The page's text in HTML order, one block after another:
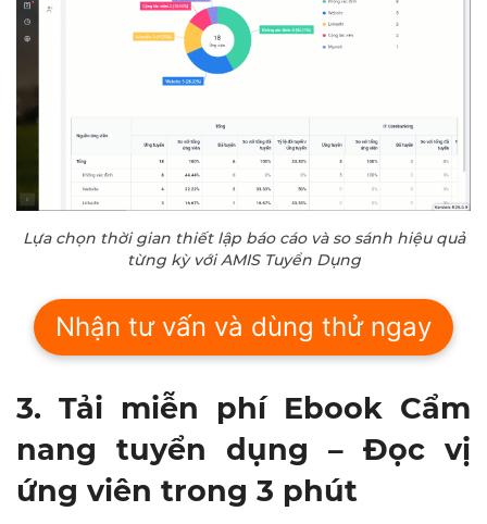
Lựa chọn thời gian thiết lập báo cáo và so sánh hiệu quả
từng kỳ với AMIS Tuyển Dụng
Nhận tư vấn và dùng thử ngay
3. Tải miễn phí Ebook Cẩm
nang tuyển dụng – Đọc vị
ứng viên trong 3 phút